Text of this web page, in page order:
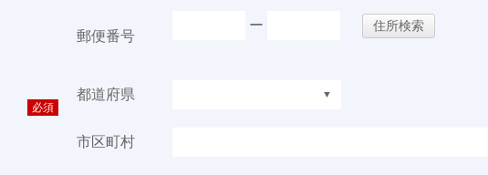
必須
郵便番号
ー 住所検索
都道府県
市区町村